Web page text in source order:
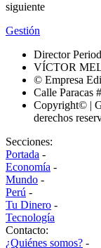
siguiente
Gestión
Director
VÍCTOR
© Empresa
Calle Paracas
Copyright© |
derechos
Secciones:
Portada -
Economía -
Mundo -
Perú -
Tu Dinero -
Tecnología
Contacto:
¿Quiénes somos? -